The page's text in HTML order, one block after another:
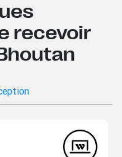
recevoir